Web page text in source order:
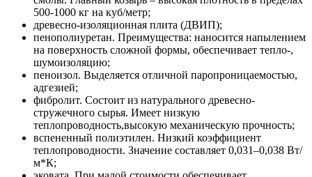
500-1000 кг на куб/метр;
древесно-изоляционная плита (ДВИП);
пенополиуретан. Преимущества: наносится напылением
на поверхность сложной формы, обеспечивает тепло-,
шумоизоляцию;
пеноизол. Выделяется отличной паропроницаемостью,
адгезией;
фибролит. Состоит из натурального древесно-
стружечного сырья. Имеет низкую
теплопроводность,высокую механическую прочность;
вспененный полиэтилен. Низкий коэффициент
теплопроводности. Значение составляет 0,031–0,038 Вт/
м*К;